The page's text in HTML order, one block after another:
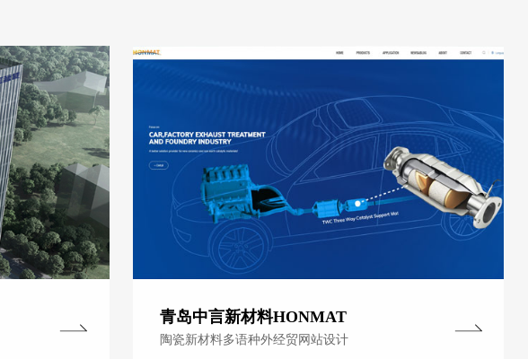
青岛中言新材料HONMAT
陶瓷新材料多语种外经贸网站设计